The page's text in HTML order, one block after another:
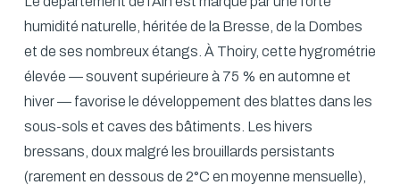
humidité naturelle, héritée de la Bresse, de la Dombes
et de ses nombreux étangs. À Thoiry, cette hygrométrie
élevée — souvent supérieure à 75 % en automne et
hiver — favorise le développement des blattes dans les
sous-sols et caves des bâtiments. Les hivers
bressans, doux malgré les brouillards persistants
(rarement en dessous de 2°C en moyenne mensuelle),